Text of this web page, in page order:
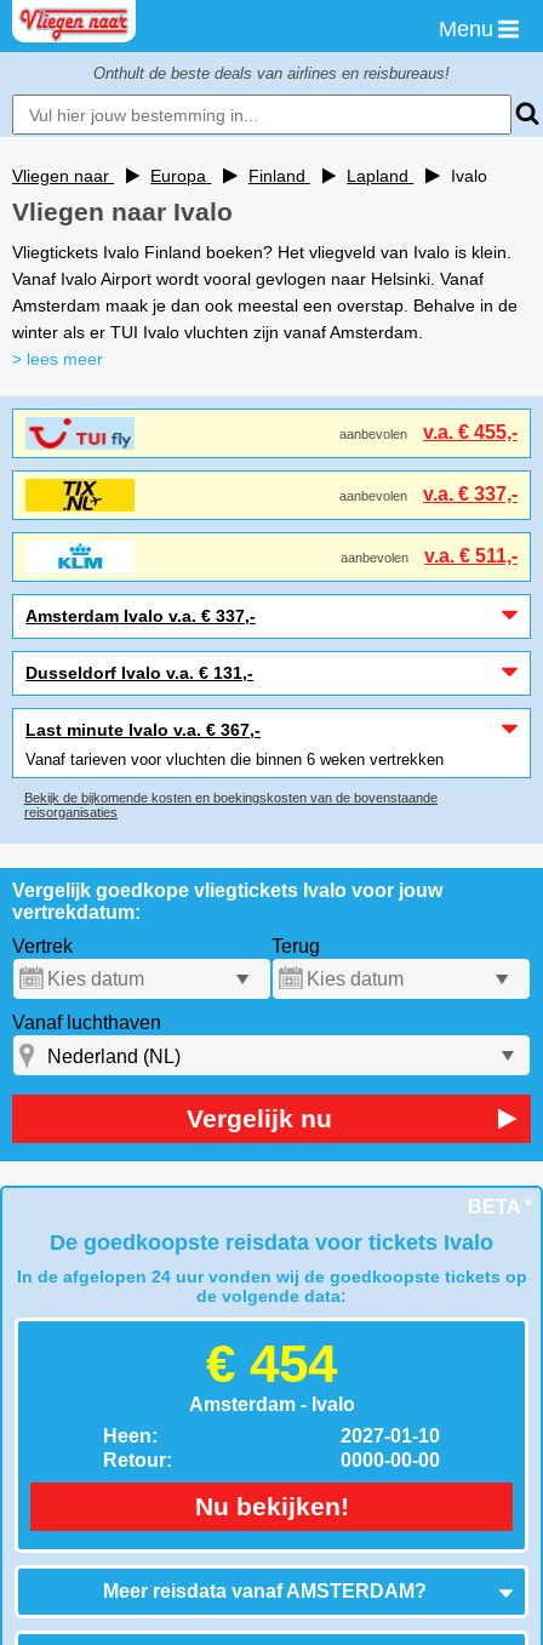
Menu
Onthult de beste deals van airlines en reisbureaus!
Vliegen naar Europa Finland Lapland Ivalo
Vliegen naar Ivalo
Vliegtickets Ivalo Finland boeken? Het vliegveld van Ivalo is klein.
Vanaf Ivalo Airport wordt vooral gevlogen naar Helsinki. Vanaf
Amsterdam maak je dan ook meestal een overstap. Behalve in de
winter als er TUI Ivalo vluchten zijn vanaf Amsterdam.
> lees meer
aanbevolen v.a. € 455,-
aanbevolen v.a. € 337,-
aanbevolen v.a. € 511,-
Amsterdam Ivalo v.a. € 337,-
Dusseldorf Ivalo v.a. € 131,-
Last minute Ivalo v.a. € 367,-
Vanaf tarieven voor vluchten die binnen 6 weken vertrekken
Bekijk de bijkomende kosten en boekingskosten van de bovenstaande
reisorganisaties
Vergelijk goedkope vliegtickets Ivalo voor jouw
vertrekdatum:
Vertrek
Terug
Vanaf luchthaven
Vergelijk nu
BETA *
De goedkoopste reisdata voor tickets Ivalo
In de afgelopen 24 uur vonden wij de goedkoopste tickets op
de volgende data:
€ 454
Amsterdam - Ivalo
Heen:
Retour:
2027-01-10
0000-00-00
Nu bekijken!
Meer reisdata vanafAMSTERDAM?